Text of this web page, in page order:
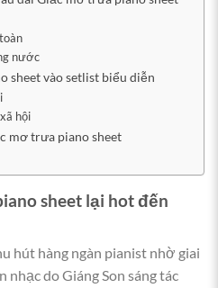
nước
sheet vào setlist biểu diễn
hội
mơ trưa piano sheet
sheet lại hot đến
hút hàng ngàn pianist nhờ giai
nhạc do Giáng Son sáng tác